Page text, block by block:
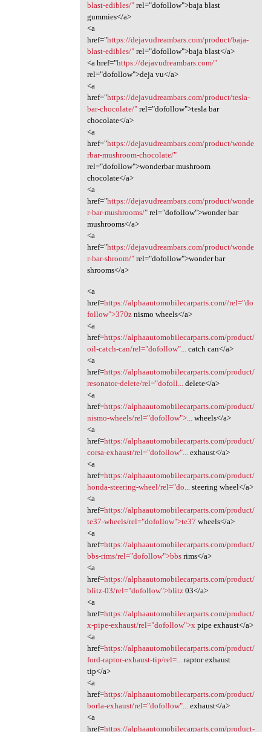
blast-edibles/"rel="dofollow">baja blast
gummies</a>
<a
href="https://dejavudreambars.com/product/baja-
blast-edibles/"rel="dofollow">baja blast</a>
<a href="https://dejavudreambars.com/"
rel="dofollow">deja vu</a>
<a
href="https://dejavudreambars.com/product/tesla-
bar-chocolate/"rel="dofollow">tesla bar
chocolate</a>
<a
href="https://dejavudreambars.com/product/wonde
rbar-mushroom-chocolate/"
rel="dofollow">wonderbar mushroom
chocolate</a>
<a
href="https://dejavudreambars.com/product/wonde
r-bar-mushrooms/"rel="dofollow">wonder bar
mushrooms</a>
<a
href="https://dejavudreambars.com/product/wonde
r-bar-shroom/"rel="dofollow">wonder bar
shrooms</a>
<a
href=https://alphaautomobilecarparts.com//rel="do
follow">370znismo wheels</a>
<a
href=https://alphaautomobilecarparts.com/product/
oil-catch-can/rel="dofollow"...
catch can</a>
<a
href=https://alphaautomobilecarparts.com/product/
resonator-delete/rel="dofoll...
delete</a>
<a
href=https://alphaautomobilecarparts.com/product/
nismo-wheels/rel="dofollow">...
wheels</a>
<a
href=https://alphaautomobilecarparts.com/product/
corsa-exhaust/rel="dofollow"...
exhaust</a>
<a
href=https://alphaautomobilecarparts.com/product/
honda-steering-wheel/rel="do...
steering wheel</a>
<a
href=https://alphaautomobilecarparts.com/product/
te37-wheels/rel="dofollow">te37 wheels</a>
<a
href=https://alphaautomobilecarparts.com/product/
bbs-rims/rel="dofollow">bbsrims</a>
<a
href=https://alphaautomobilecarparts.com/product/
blitz-03/rel="dofollow">blitz03</a>
<a
href=https://alphaautomobilecarparts.com/product/
x-pipe-exhaust/rel="dofollow">x pipe exhaust</a>
<a
href=https://alphaautomobilecarparts.com/product/
ford-raptor-exhaust-tip/rel=...
raptor exhaust
tip</a>
<a
href=https://alphaautomobilecarparts.com/product/
borla-exhaust/rel="dofollow"...
exhaust</a>
<a
href=https://alphaautomobilecarparts.com/product-